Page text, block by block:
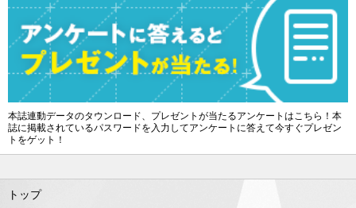
本誌連動データのタウンロード、プレゼントが当たるアンケートはこちら！本
誌に掲載されているパスワードを入力してアンケートに答えて今すぐプレゼン
トをゲット！
トップ